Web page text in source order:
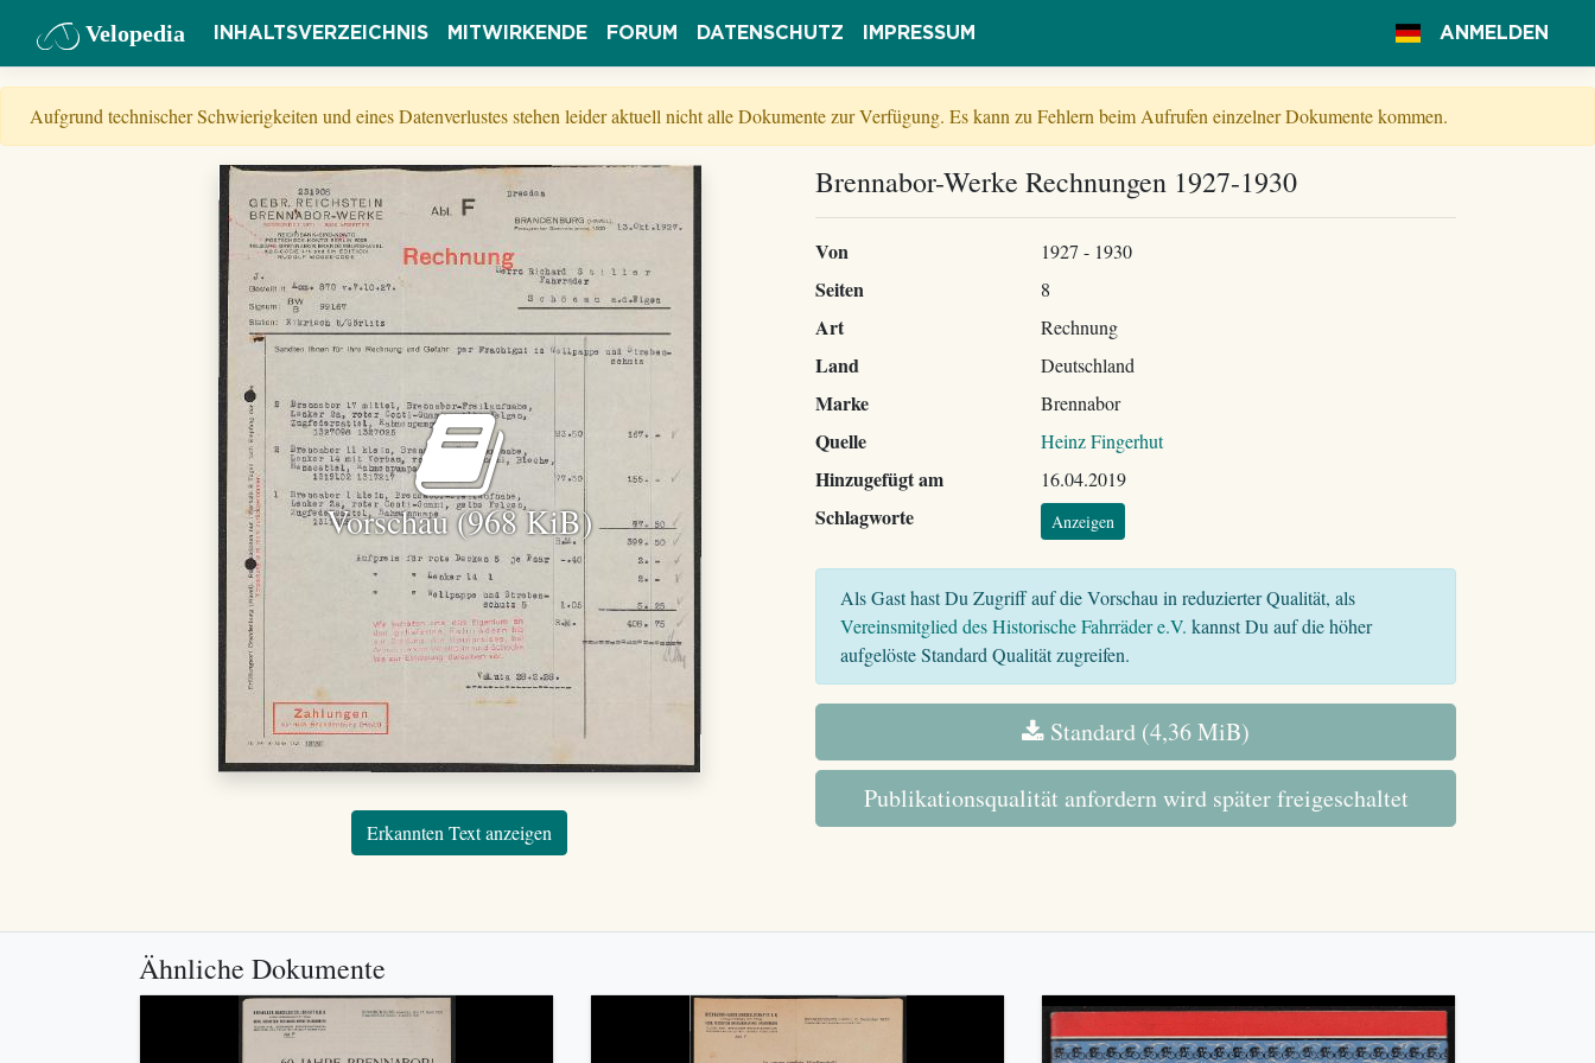
Velopedia INHALTSVERZEICHNIS MITWIRKENDE FORUM DATENSCHUTZ IMPRESSUM ANMELDEN
Aufgrund technischer Schwierigkeiten und eines Datenverlustes stehen leider aktuell nicht alle Dokumente zur Verfügung. Es kann zu Fehlern beim Aufrufen einzelner Dokumente kommen.
Vorschau (968 KiB)
Erkannten Text anzeigen
Brennabor-Werke Rechnungen 1927-1930
Von 1927 - 1930
Seiten 8
Art Rechnung
Land Deutschland
Marke Brennabor
Quelle Heinz Fingerhut
Hinzugefügt am 16.04.2019
Schlagworte Anzeigen
Als Gast hast Du Zugriff auf die Vorschau in reduzierter Qualität, als
Vereinsmitglied des Historische Fahrräder e.V. kannst Du auf die höher
aufgelöste Standard Qualität zugreifen.
Standard (4,36 MiB)
Publikationsqualität anfordern wird später freigeschaltet
Ähnliche Dokumente